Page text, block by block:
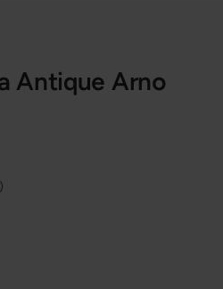
Antique Arno
)